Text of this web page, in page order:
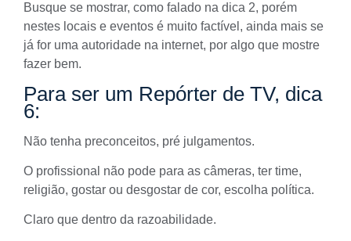
Busque se mostrar, como falado na dica 2, porém
nestes locais e eventos é muito factível, ainda mais se
já for uma autoridade na internet, por algo que mostre
fazer bem.
Para ser um Repórter de TV, dica
6:
Não tenha preconceitos, pré julgamentos.
O profissional não pode para as câmeras, ter time,
religião, gostar ou desgostar de cor, escolha política.
Claro que dentro da razoabilidade.